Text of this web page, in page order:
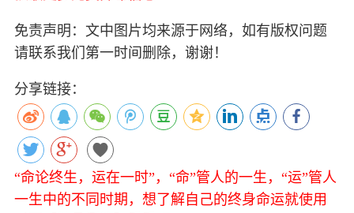
免责声明：文中图片均来源于网络，如有版权问题
请联系我们第一时间删除，谢谢！
分享链接：
“命论终生，运在一时”，“命”管人的一生，“运”管人
一生中的不同时期，想了解自己的终身命运就使用